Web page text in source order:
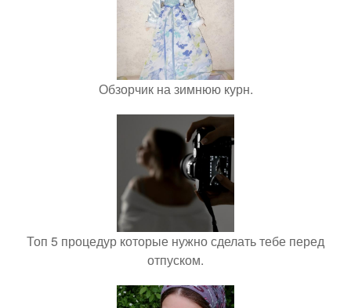
Обзорчик на зимнюю курн.
Топ 5 процедур которые нужно сделать тебе перед
отпуском.